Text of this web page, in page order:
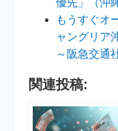
もうすぐオ
ャングリア
～阪急交通
関連投稿: